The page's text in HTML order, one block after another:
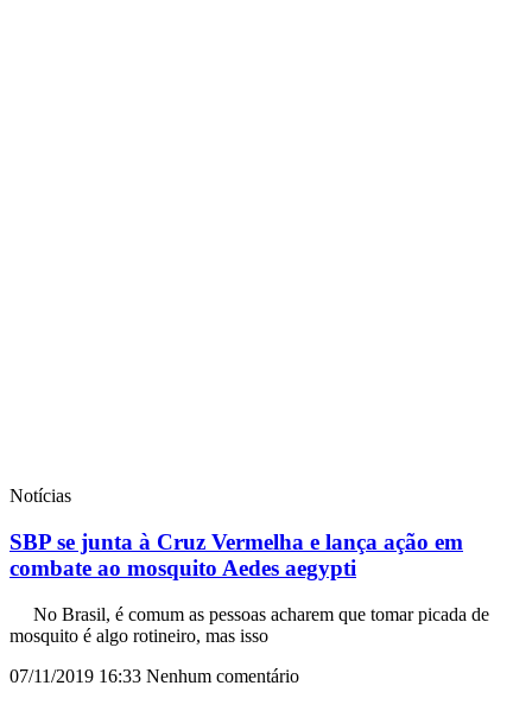
Notícias
SBP se junta à Cruz Vermelha e lança ação em
combate ao mosquito Aedes aegypti
No Brasil, é comum as pessoas acharem que tomar picada de
mosquito é algo rotineiro, mas isso
07/11/2019 16:33 Nenhum comentário